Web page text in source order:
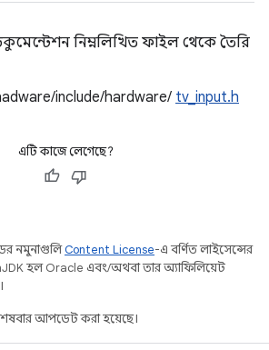
নিম্নলিখিত ফাইল থেকে তৈরি
include/hardware/ tv_input.h
এটি কাজে লেগেছে?
নমুনাগুলিContent License-এ বর্ণিত লাইসেন্সের
হল Oracle এবং/অথবা তার অ্যাফিলিয়েট
আপডেট করা হয়েছে।